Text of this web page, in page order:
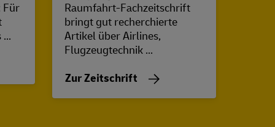
Für
Raumfahrt-Fachzeitschrift
bringt gut recherchierte
Artikel über Airlines,
Flugzeugtechnik ...
Zur Zeitschrift